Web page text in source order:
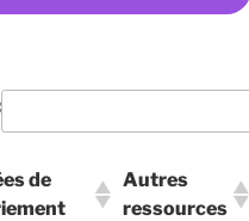
de
Autres
ressources